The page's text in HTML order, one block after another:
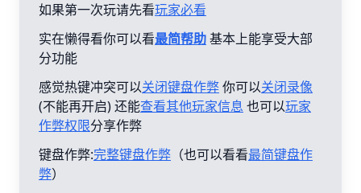
如果第一次玩请先看玩家必看
实在懒得看你可以看最简帮助基本上能享受大部
分功能
感觉热键冲突可以关闭键盘作弊你可以关闭录像
(不能再开启) 还能查看其他玩家信息 也可以玩家
作弊权限分享作弊
键盘作弊:完整键盘作弊 （也可以看看最简键盘作
弊）